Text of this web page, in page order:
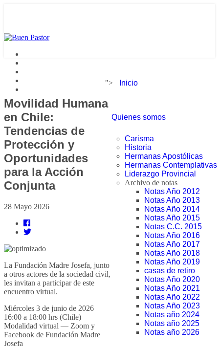
"> Inicio
Quienes somos
Carisma
Historia
Hermanas Apostólicas
Hermanas Contemplativas
Liderazgo Provincial
Archivo de notas
Notas Año 2012
Notas Año 2013
Notas Año 2014
Notas Año 2015
Notas C.C. 2015
Notas Año 2016
Notas Año 2017
Notas Año 2018
Notas Año 2019
casas de retiro
Notas Año 2020
Notas Año 2021
Notas Año 2022
Notas Año 2023
Notas año 2024
Notas año 2025
Notas año 2026
Movilidad Humana
en Chile:
Tendencias de
Protección y
Oportunidades
para la Acción
Conjunta
28 Mayo 2026
La Fundación Madre Josefa, junto
a otros actores de la sociedad civil,
les invitan a participar de este
encuentro virtual.
Miércoles 3 de junio de 2026
16:00 a 18:00 hrs (Chile)
Modalidad virtual — Zoom y
Facebook de Fundación Madre
Josefa